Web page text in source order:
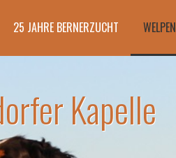
25 JAHRE BERNERZUCHT WELPEN
Kapelle